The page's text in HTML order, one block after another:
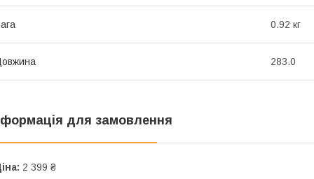
0.92 кг
283.0
для замовлення
2 399 ₴